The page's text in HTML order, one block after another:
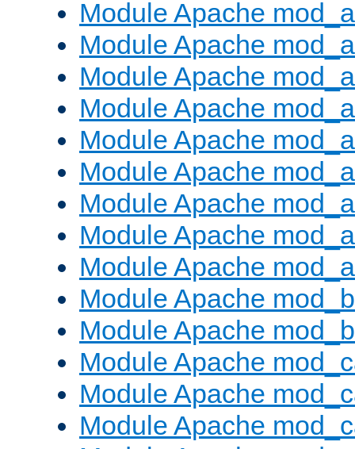
Module Apache
Module Apache
Module Apache
Module Apache
Module Apache
Module Apache
Module Apache
Module Apache
Module Apache
Module Apache
Module Apache
Module Apache
Module Apache
Module Apache